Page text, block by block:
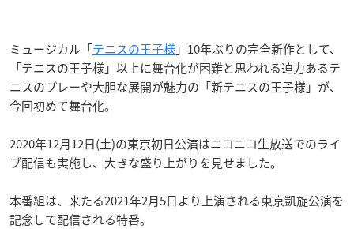
ミュージカル「テニスの王子様」10年ぶりの完全新作として、
「テニスの王子様」以上に舞台化が困難と思われる迫力あるテ
ニスのプレーや大胆な展開が魅力の「新テニスの王子様」が、
今回初めて舞台化。
2020年12月12日(土)の東京初日公演はニコニコ生放送でのライ
ブ配信も実施し、大きな盛り上がりを見せました。
本番組は、来たる2021年2月5日より上演される東京凱旋公演を
記念して配信される特番。